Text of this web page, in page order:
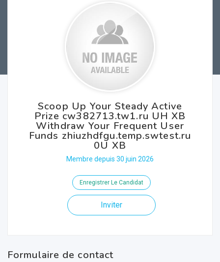
Scoop Up Your Steady Active
Prize cw382713.tw1.ru UH XB
Withdraw Your Frequent User
Funds zhiuzhdfgu.temp.swtest.ru
0U XB
Membre depuis 30 juin 2026
Enregistrer Le Candidat
Inviter
Formulaire de contact